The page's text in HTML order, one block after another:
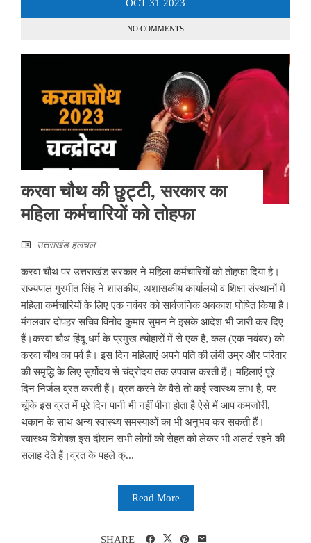
OCT 31 2023
NO COMMENTS
करवा चौथ की छुट्टी, सरकार का
महिला कर्मचारियों को तोहफा
उत्तराखंड हलचल
करवा चौथ पर उत्तराखंड सरकार ने महिला कर्मचारियों को तोहफा दिया है।
राज्यपाल गुरमीत सिंह ने शासकीय, अशासकीय कार्यालयों व शिक्षा संस्थानों में
महिला कर्मचारियों के लिए एक नवंबर को सार्वजनिक अवकाश घोषित किया है।
मंगलवार दोपहर सचिव विनोद कुमार सुमन ने इसके आदेश भी जारी कर दिए
हैं।करवा चौथ हिंदू धर्म के प्रमुख त्योहारों में से एक है, कल (एक नवंबर) को
करवा चौथ का पर्व है। इस दिन महिलाएं अपने पति की लंबी उम्र और परिवार
की समृद्धि के लिए सूर्योदय से चंद्रोदय तक उपवास करती हैं। महिलाएं पूरे
दिन निर्जल व्रत करती हैं। व्रत करने के वैसे तो कई स्वास्थ्य लाभ है, पर
चूंकि इस व्रत में पूरे दिन पानी भी नहीं पीना होता है ऐसे में आप कमजोरी,
थकान के साथ अन्य स्वास्थ्य समस्याओं का भी अनुभव कर सकती हैं।
स्वास्थ्य विशेषज्ञ इस दौरान सभी लोगों को सेहत को लेकर भी अलर्ट रहने की
सलाह देते हैं।व्रत के पहले क्...
Read More
SHARE